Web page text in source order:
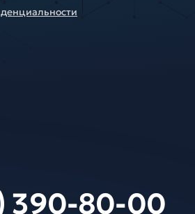
390-80-00